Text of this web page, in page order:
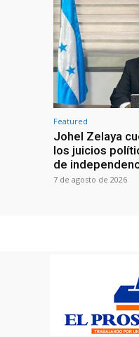
Featured
Johel Zelaya
los juicios
de
7 de agosto de 2026